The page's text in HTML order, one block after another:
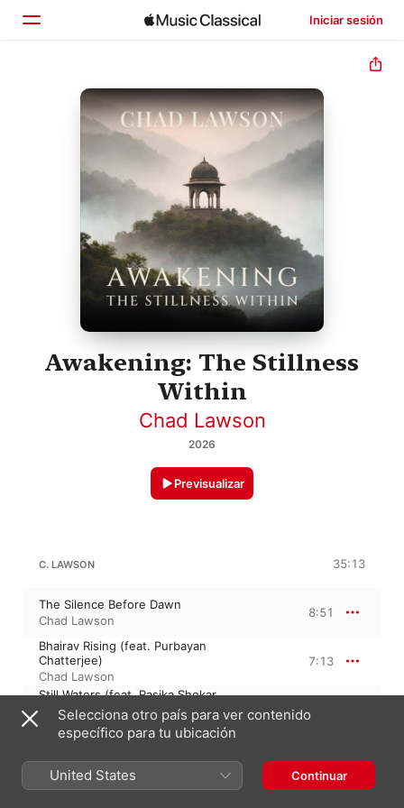
Iniciar sesión
Inicio
Explorar
Buscar
Awakening: The Stillness
Within
Chad Lawson
2026
Previsualizar
C. LAWSON 35:13
The Silence Before Dawn
Chad Lawson
8:51
Bhairav Rising (feat. Purbayan
Chatterjee)
Chad Lawson
7:13
Still Waters (feat. Rasika Shekar
& Hersh Desai)
Chad Lawson
12:30
Shakti Echoes (feat. Paayal Lal &
Hersh Desai)
Chad Lawson
6:38
Selecciona otro país para ver contenido
específico para tu ubicación
United States Continuar